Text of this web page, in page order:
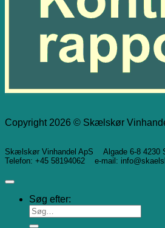
Copyright 2026 © Skælskør
Skælskør Vinhandel ApS Algade 6-8
Telefon: +45 58194062 e-mail:
Søg efter: